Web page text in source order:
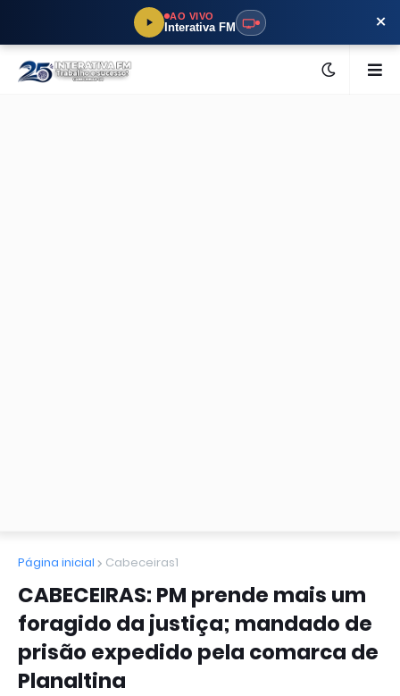
AO VIVO
Interativa FM ×
Página inicial Cabeceiras1
CABECEIRAS: PM prende mais um
foragido da justiça; mandado de
prisão expedido pela comarca de
Planaltina